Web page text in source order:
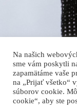
Na našich
sme vám poskytli
zapamätáme vaše
na „Prijať všetko“
súborov cookie.
cookie“, aby ste